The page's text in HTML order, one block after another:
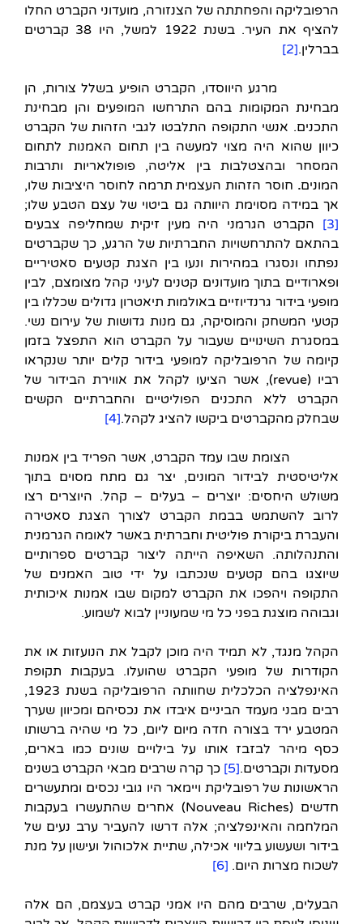
הרפובליקה והפחתתה של הצנזורה, מועדוני הקברט החלו
להציף את העיר. בשנת 1922 למשל, היו 38 קברטים
בברלין.[2]
מרגע היווסדו, הקברט הופיע בשלל צורות, הן
מבחינת המקומות בהם התרחשו המופעים והן מבחינת
התכנים. אנשי התקופה התלבטו לגבי הזהות של הקברט
כיוון שהוא היה מצוי למעשה בין תחום האמנות לתחום
המסחר ובהצטלבות בין אליטה, פופולאריות ותרבות
המונים. חוסר הזהות העצמית תרמה לחוסר היציבות שלו,
אך במידה מסוימת היוותה גם ביטוי של עצם הטבע שלו;
[3]
הקברט הגרמני היה מעין זיקית שמחליפה צבעים
בהתאם להתרחשויות החברתיות של הרגע, כך שקברטים
נפתחו ונסגרו במהירות ונעו בין הצגת קטעים סאטיריים
ופארודיים בתוך מועדונים קטנים לעיני קהל מצומצם, לבין
מופעי בידור גרנדיוזיים באולמות תיאטרון גדולים שכללו בין
קטעי המשחק והמוסיקה, גם מנות גדושות של עירום נשי.
במסגרת השינויים שעבור על הקברט הוא התפצל בזמן
קיומה של הרפובליקה למופעי בידור קלים יותר שנקראו
רביו (revue), אשר הציעו לקהל את אווירת הבידור של
הקברט ללא התכנים הפוליטיים והחברתיים הקשים
שבחלק מהקברטים ביקשו להציג לקהל.[4]
הצומת שבו עמד הקברט, אשר הפריד בין אמנות
אליטיסטית לבידור המונים, יצר גם מתח מסוים בתוך
משולש היחסים: יוצרים – בעלים – קהל. היוצרים רצו
לרוב להשתמש בבמת הקברט לצורך הצגת סאטירה
והעברת ביקורת פוליטית וחברתית באשר לאומה הגרמנית
והתנהלותה. השאיפה הייתה ליצור קברטים ספרותיים
שיוצגו בהם קטעים שנכתבו על ידי טוב האמנים של
התקופה ויהפכו את הקברט למקום שבו אמנות איכותית
וגבוהה מוצגת בפני כל מי שמעוניין לבוא לשמוע.
הקהל מנגד, לא תמיד היה מוכן לקבל את הנועזות או את
הקודרות של מופעי הקברט שהועלו. בעקבות תקופת
האינפלציה הכלכלית שחוותה הרפובליקה בשנת 1923,
רבים מבני מעמד הביניים איבדו את נכסיהם ומכיוון שערך
המטבע ירד בצורה חדה מיום ליום, כל מי שהיה ברשותו
כסף מיהר לבזבז אותו על בילויים שונים כמו בארים,
מסעדות וקברטים.[5]
כך קרה שרבים מבאי הקברט בשנים
הראשונות של רפובליקת ויימאר היו גובי נכסים ומתעשרים
חדשים (Nouveau Riches) אחרים שהתעשרו בעקבות
המלחמה והאינפלציה; אלה דרשו להעביר ערב נעים של
בידור ושעשוע בליווי אכילה, שתיית אלכוהול ועישון על מנת
לשכוח מצרות היום. [6]
הבעלים, שרבים מהם היו אמני קברט בעצמם, הם אלה